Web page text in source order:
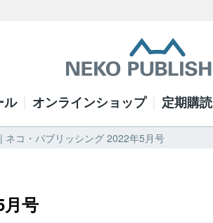
ル オンラインショップ 定期購読
ネコ・パブリッシング 2022年5月号
号